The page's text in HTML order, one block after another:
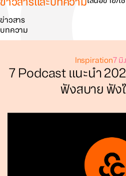
ค้นหา
ข่าวสาร
บทความ
Inspiration7 มิ
7 Podcast แนะนำ
ฟังสบาย ฟัง